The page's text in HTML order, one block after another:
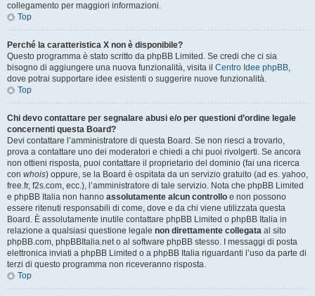
collegamento per maggiori informazioni.
Top
Perché la caratteristica X non è disponibile?
Questo programma è stato scritto da phpBB Limited. Se credi che ci sia
bisogno di aggiungere una nuova funzionalità, visita il Centro Idee phpBB,
dove potrai supportare idee esistenti o suggerire nuove funzionalità.
Top
Chi devo contattare per segnalare abusi e/o per questioni d’ordine legale
concernenti questa Board?
Devi contattare l’amministratore di questa Board. Se non riesci a trovarlo,
prova a contattare uno dei moderatori e chiedi a chi puoi rivolgerti. Se ancora
non ottieni risposta, puoi contattare il proprietario del dominio (fai una ricerca
con whois) oppure, se la Board è ospitata da un servizio gratuito (ad es. yahoo,
free.fr, f2s.com, ecc.), l’amministratore di tale servizio. Nota che phpBB Limited
e phpBB Italia non hanno assolutamente alcun controllo e non possono
essere ritenuti responsabili di come, dove e da chi viene utilizzata questa
Board. È assolutamente inutile contattare phpBB Limited o phpBB Italia in
relazione a qualsiasi questione legale non direttamente collegata al sito
phpBB.com, phpBBItalia.net o al software phpBB stesso. I messaggi di posta
elettronica inviati a phpBB Limited o a phpBB Italia riguardanti l’uso da parte di
terzi di questo programma non riceveranno risposta.
Top